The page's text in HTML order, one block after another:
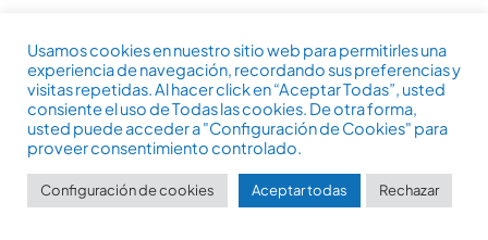
Usamos cookies en nuestro sitio web para permitirles una
experiencia de navegación, recordando sus preferencias y
visitas repetidas. Al hacer click en “Aceptar Todas”, usted
consiente el uso de Todas las cookies. De otra forma,
usted puede acceder a "Configuración de Cookies" para
proveer consentimiento controlado.
Configuración de cookies Aceptar todas Rechazar